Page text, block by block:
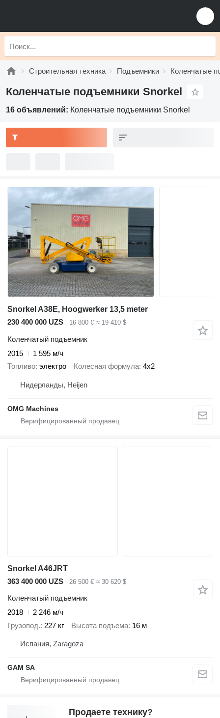
Строительная техника Подъемники Коленчатые
Коленчатые подъемники Snorkel
16 объявлений: Коленчатые подъемники Snorkel
Snorkel A38E, Hoogwerker 13,5 meter
230 400 000 UZS
16 800 € ≈ 19 410 $
Коленчатый подъемник
2015
1 595 м/ч
Топливо электро Колесная формула 4x2
Нидерланды, Heijen
OMG Machines
Snorkel A46JRT
363 400 000 UZS
26 500 € ≈ 30 620 $
Коленчатый подъемник
2018
2 246 м/ч
Грузопод. 227 кг Высота подъема 16 м
Испания, Zaragoza
GAM SA
Продаете технику?